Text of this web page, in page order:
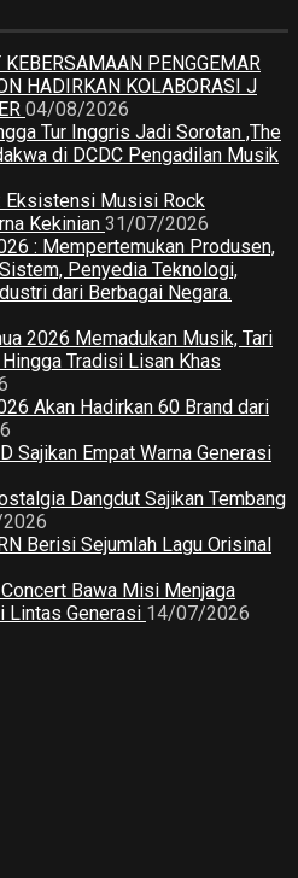
KEBERSAMAAN PENGGEMAR
HADIRKAN KOLABORASI J
04/08/2026
Tur Inggris Jadi Sorotan ,The
di DCDC Pengadilan Musik
Eksistensi Musisi Rock
Kekinian 31/07/2026
: Mempertemukan Produsen,
Penyedia Teknologi,
dari Berbagai Negara.
2026 Memadukan Musik, Tari
Tradisi Lisan Khas
Akan Hadirkan 60 Brand dari
Sajikan Empat Warna Generasi
Dangdut Sajikan Tembang
Berisi Sejumlah Lagu Orisinal
Bawa Misi Menjaga
Lintas Generasi 14/07/2026